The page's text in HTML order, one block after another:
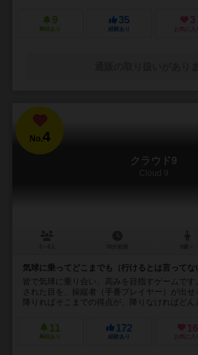
9
興味あり
35
経験あり
3
お気に入り
No.4
クラウド9
Cloud 9
気球に乗ってどこまでも（行けるとは言ってな
皆で気球に乗り合い、高みを目指すゲームです
された目を、操縦者（手番プレイヤー）が出せ
降りればそこまでの得点が、降りなければどん
11
興味あり
172
経験あり
16
お気に入り